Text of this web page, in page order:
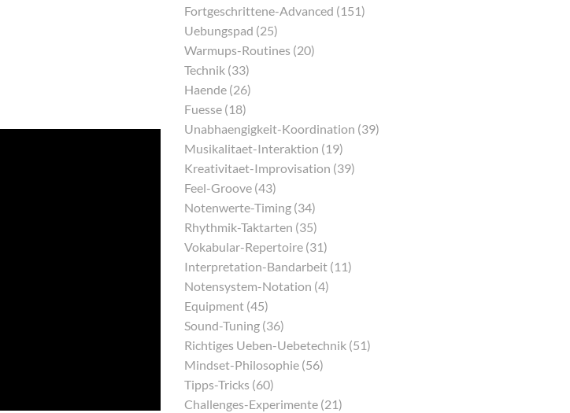
Fortgeschrittene-Advanced (151)
Uebungspad (25)
Warmups-Routines (20)
Technik (33)
Haende (26)
Fuesse (18)
Unabhaengigkeit-Koordination (39)
Musikalitaet-Interaktion (19)
Kreativitaet-Improvisation (39)
Feel-Groove (43)
Notenwerte-Timing (34)
Rhythmik-Taktarten (35)
Vokabular-Repertoire (31)
Interpretation-Bandarbeit (11)
Notensystem-Notation (4)
Equipment (45)
Sound-Tuning (36)
Richtiges Ueben-Uebetechnik (51)
Mindset-Philosophie (56)
Tipps-Tricks (60)
Challenges-Experimente (21)